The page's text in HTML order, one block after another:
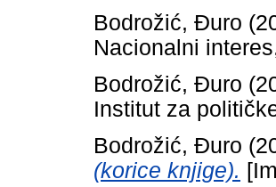
Bodrožić, Đuro
Nacionalni
Bodrožić, Đuro
Institut za
Bodrožić, Đuro
(korice knjige).